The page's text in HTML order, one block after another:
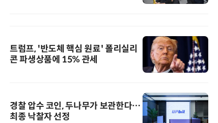
트럼프, '반도체 핵심 원료' 폴리실리
콘 파생상품에 15% 관세
경찰 압수 코인, 두나무가 보관한다…
최종 낙찰자 선정